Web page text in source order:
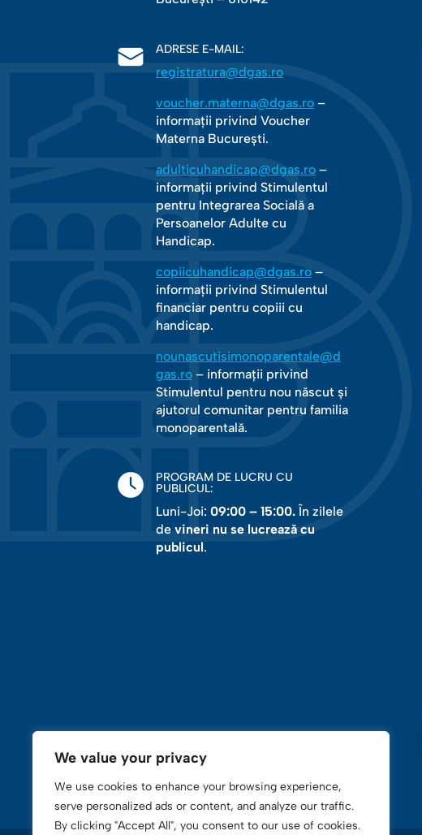
We value your privacy
We use cookies to enhance your browsing experience,
serve personalized ads or content, and analyze our traffic.
By clicking "Accept All", you consent to our use of cookies.
ADRESE E-MAIL:
registratura@dgas.ro
voucher.materna@dgas.ro–
informații privind Voucher
Materna București.
adulticuhandicap@dgas.ro–
informații privind Stimulentul
pentru Integrarea Socială a
Persoanelor Adulte cu
Handicap.
copiicuhandicap@dgas.ro–
informații privind Stimulentul
financiar pentru copiii cu
handicap.
nounascutisimonoparentale@d
gas.ro– informații privind
Stimulentul pentru nou născut și
ajutorul comunitar pentru familia
monoparentală.
PROGRAM DE LUCRU CU
PUBLICUL:
Luni-Joi: 09:00 – 15:00.În zilele
de vineri nu se lucrează cu
publicul.